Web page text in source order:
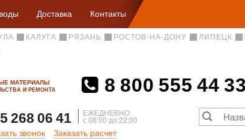
Доставка Контакты
КАЛУГА РЯЗАНЬ РОСТОВ-НА-ДОНУ ЛИПЕЦК
МАТЕРИАЛЫ
И РЕМОНТА 8 800 555 44 33
268 06 41 ЕЖЕДНЕВНО
с 08:00 до 22:00
звонок Заказать расчет